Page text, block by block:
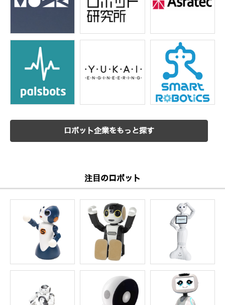
ロボット企業をもっと探す
注目のロボット